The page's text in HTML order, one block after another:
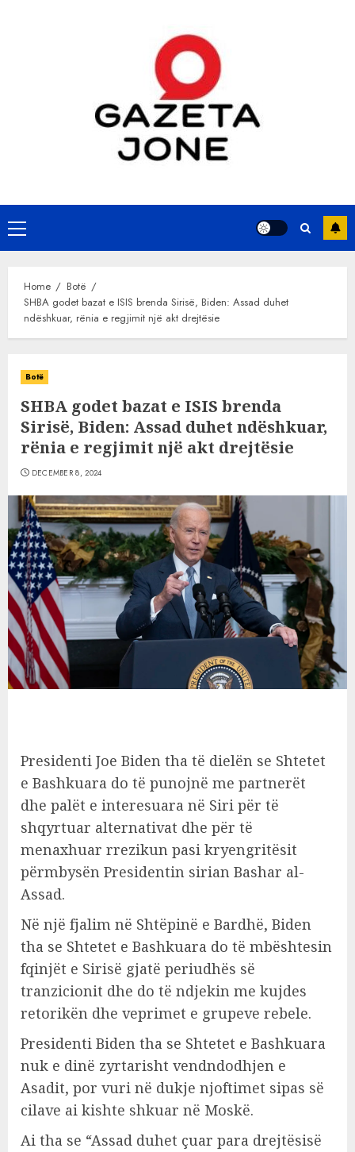
Primary
Menu
Home
Botë
SHBA godet bazat e ISIS brenda Sirisë, Biden: Assad duhet
ndëshkuar, rënia e regjimit një akt drejtësie
Botë
SHBA godet bazat e ISIS brenda
Sirisë, Biden: Assad duhet ndëshkuar,
rënia e regjimit një akt drejtësie
DECEMBER 8, 2024
Presidenti Joe Biden tha të dielën se Shtetet
e Bashkuara do të punojnë me partnerët
dhe palët e interesuara në Siri për të
shqyrtuar alternativat dhe për të
menaxhuar rrezikun pasi kryengritësit
përmbysën Presidentin sirian Bashar al-
Assad.
Në një fjalim në Shtëpinë e Bardhë, Biden
tha se Shtetet e Bashkuara do të mbështesin
fqinjët e Sirisë gjatë periudhës së
tranzicionit dhe do të ndjekin me kujdes
retorikën dhe veprimet e grupeve rebele.
Presidenti Biden tha se Shtetet e Bashkuara
nuk e dinë zyrtarisht vendndodhjen e
Asadit, por vuri në dukje njoftimet sipas së
cilave ai kishte shkuar në Moskë.
Ai tha se “Assad duhet çuar para drejtësisë